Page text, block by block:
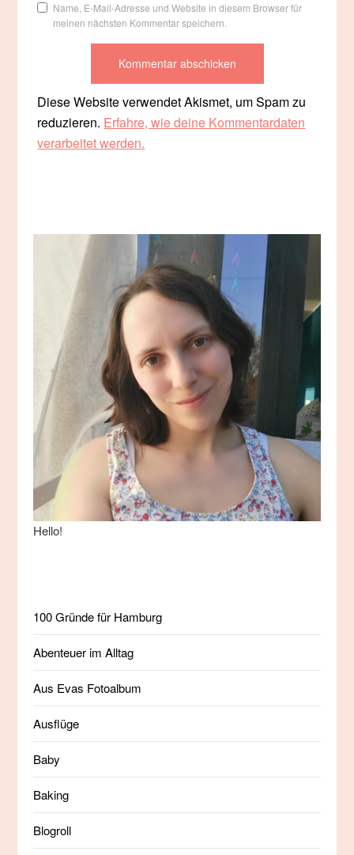
Name, E-Mail-Adresse und Website in diesem Browser für
meinen nächsten Kommentar speichern.
Diese Website verwendet Akismet, um Spam zu
reduzieren. Erfahre, wie deine Kommentardaten
verarbeitet werden.
Hello!
100 Gründe für Hamburg
Abenteuer im Alltag
Aus Evas Fotoalbum
Ausflüge
Baby
Baking
Blogroll